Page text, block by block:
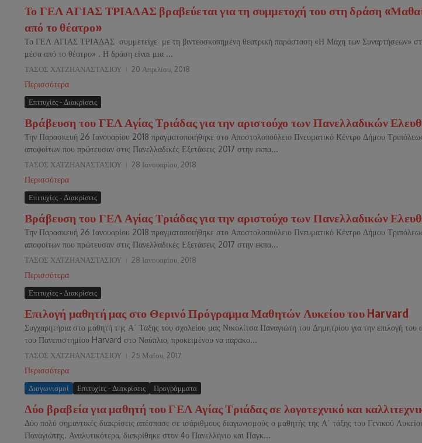
Το ΓΕΛ ΑΓΙΑΣ ΤΡΙΑΔΑΣ βραβεύεται για τη συμμετοχή του στη δράση
από το θέατρο»
Το ΓΕΛ ΑΓΙΑΣ ΤΡΙΑΔΑΣ συμμετείχε με τη βιντεοσκοπημένη θεατρική παράσταση «Η Μάχη των Συναρτήσεων»
μέσα από το θέατρο» . Η δράση είναι μια ...
ΤΑΣΟΣ ΧΑΤΖΗΑΝΑΣΤΑΣΙΟΥ 20 Απριλίου, 2018
Περισσότερα
Επιτυχίες - Διακρίσεις
Βράβευση του ΓΕΛ Αγίας Τριάδας για την αριστούχο των Πανελλαδικών
Την Παρασκευή 26 Ιανουαρίου 2018 πραγματοποιήθηκε στο Αποστολοπούλειο Πνευματικό Κέντρο Δήμου
αποφοίτων που πρώτευσαν στις Πανελλαδικές Εξετάσεις 2017 στην εκπα...
ΤΑΣΟΣ ΧΑΤΖΗΑΝΑΣΤΑΣΙΟΥ 28 Ιανουαρίου, 2018
Περισσότερα
Επιτυχίες - Διακρίσεις
Βράβευση του ΓΕΛ Αγίας Τριάδας για την αριστούχο των Πανελλαδικών
Την Παρασκευή 26 Ιανουαρίου 2018 πραγματοποιήθηκε στο Αποστολοπούλειο Πνευματικό Κέντρο Δήμου
αποφοίτων που πρώτευσαν στις Πανελλαδικές Εξετάσεις 2017 στην εκπα...
ΤΑΣΟΣ ΧΑΤΖΗΑΝΑΣΤΑΣΙΟΥ 28 Ιανουαρίου, 2018
Περισσότερα
Επιτυχίες - Διακρίσεις
Επιλογή μαθητή μας στο Θερινό Πρόγραμμα Μαθητών Λυκείου του Harvard
Συγχαρητήρια στο μαθητή της Α΄ Τάξης του σχολείου μας Νικολίτσα Παναγιώτη του Δημητρίου για την επιλογή
του Πανεπιστημίου Harvard στο Ναύπλιο, προκειμένου να παρακο...
ΤΑΣΟΣ ΧΑΤΖΗΑΝΑΣΤΑΣΙΟΥ 25 Μαΐου, 2017
Περισσότερα
Διαγωνισμοί Επιτυχίες - Διακρίσεις Προγράμματα
Δύο βραβεία για μαθητή του ΓΕΛ Αγίας Τριάδας σε λογοτεχνικό και
Δύο πολύ σημαντικές διακρίσεις απέσπασε σε ισάριθμους διαγωνισμούς ο μαθητής της Α΄ τάξης του Γενικού
Παναγιώτης. Αναλυτικότερα, διακρίθηκε στον 4ο Πανελλήνιο και Παγκ...